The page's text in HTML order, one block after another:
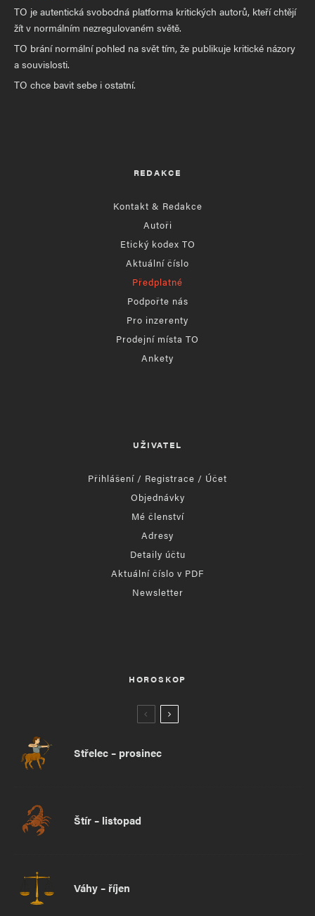
TO je autentická svobodná platforma kritických autorů, kteří chtějí
žít v normálním nezregulovaném světě.
TO brání normální pohled na svět tím, že publikuje kritické názory
a souvislosti.
TO chce bavit sebe i ostatní.
REDAKCE
Kontakt & Redakce
Autoři
Etický kodex TO
Aktuální číslo
Předplatné
Podpořte nás
Pro inzerenty
Prodejní místa TO
Ankety
UŽIVATEL
Přihlášení / Registrace / Účet
Objednávky
Mé členství
Adresy
Detaily účtu
Aktuální číslo v PDF
Newsletter
HOROSKOP
Střelec – prosinec
Štír – listopad
Váhy – říjen